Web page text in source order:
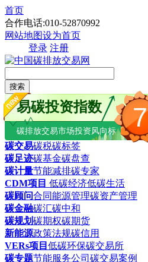
首页
合作电话:010-52870992
网站地图设为首页
登录 注册
搜索
7
易碳投资指数
碳排放交易市场投资风向标
碳交易碳税碳标签
碳足迹碳基金碳盘查
碳计量节能减排碳专家
CDM项目 低碳经济低碳生活
碳顾问合同能源管理碳资产管理
碳金融碳汇碳中和
碳规划碳期权碳期货
新能源政策法规碳信用
VERs项目 低碳环保碳交易所
碳专题节能服务公司 碳交易案例